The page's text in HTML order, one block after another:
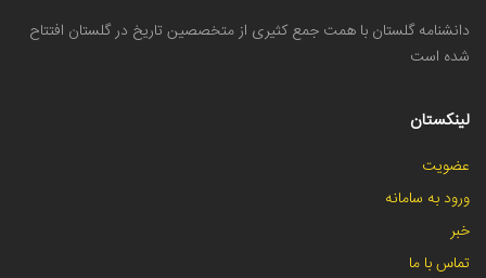
دانشنامه گلستان با همت جمع کثیری از متخصصین تاریخ در گلستان افتتاح
شده است
لینکستان
عضویت
ورود به سامانه
خبر
تماس با ما